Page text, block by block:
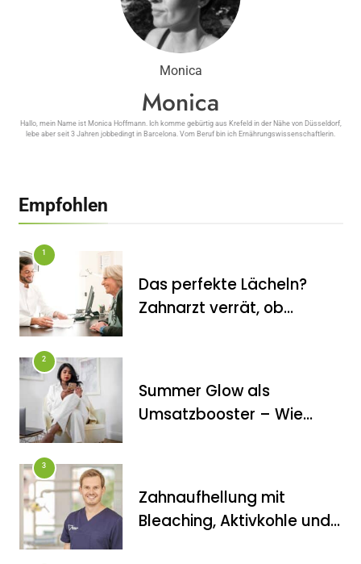
Angstpatienten mit einer
Komplettsanierung unter Vollnarkose
ihr Lachen wiederfinden
Monica
Monica
Hallo, mein Name ist Monica Hoffmann. Ich komme gebürtig aus Krefeld in der Nähe von Düsseldorf,
lebe aber seit 3 Jahren jobbedingt in Barcelona. Vom Beruf bin ich Ernährungswissenschaftlerin.
Empfohlen
1
Das perfekte Lächeln?
Zahnarzt verrät, ob
2
Summer Glow als
Umsatzbooster – Wie
3
Zahnaufhellung mit
Bleaching, Aktivkohle und
FITNESS
Die perfekten Liegestütze